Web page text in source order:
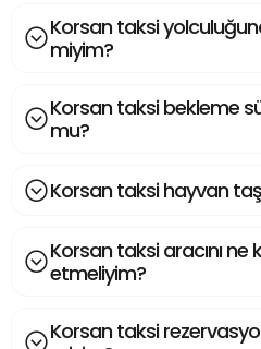
Korsan taksi
miyim?
Korsan taksi bekleme
mu?
Korsan taksi hayvan
Korsan taksi aracını
etmeliyim?
Korsan taksi